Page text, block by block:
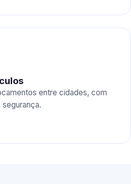
entre cidades, com